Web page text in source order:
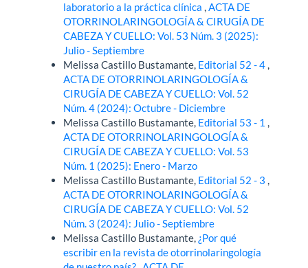
laboratorio a la práctica clínica,ACTA DE
OTORRINOLARINGOLOGÍA & CIRUGÍA DE
CABEZA Y CUELLO: Vol. 53 Núm. 3 (2025):
Julio - Septiembre
Melissa Castillo Bustamante, Editorial 52 - 4,
ACTA DE OTORRINOLARINGOLOGÍA &
CIRUGÍA DE CABEZA Y CUELLO: Vol. 52
Núm. 4 (2024): Octubre - Diciembre
Melissa Castillo Bustamante, Editorial 53 - 1,
ACTA DE OTORRINOLARINGOLOGÍA &
CIRUGÍA DE CABEZA Y CUELLO: Vol. 53
Núm. 1 (2025): Enero - Marzo
Melissa Castillo Bustamante, Editorial 52 - 3,
ACTA DE OTORRINOLARINGOLOGÍA &
CIRUGÍA DE CABEZA Y CUELLO: Vol. 52
Núm. 3 (2024): Julio - Septiembre
Melissa Castillo Bustamante, ¿Por qué
escribir en la revista de otorrinolaringología